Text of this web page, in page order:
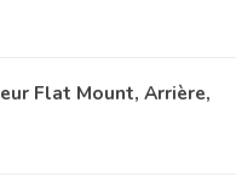
Flat Mount, Arrière,